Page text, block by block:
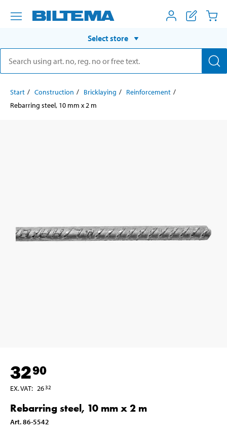
Select store
Start Construction Bricklaying
Reinforcement
Rebarring steel, 10 mm x 2 m
3290
EX. VAT: 2632
Rebarring steel, 10 mm x 2 m
Art.86-5542